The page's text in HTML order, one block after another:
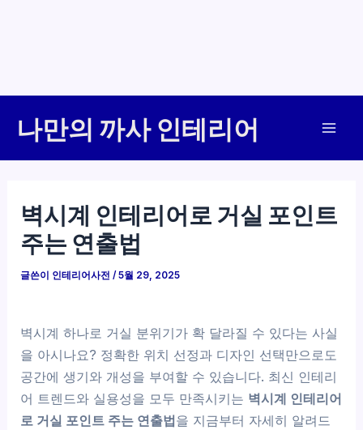
나만의 까사 인테리어
벽시계 인테리어로 거실 포인트
주는 연출법
글쓴이 인테리어사전/5월 29, 2025
벽시계 하나로 거실 분위기가 확 달라질 수 있다는 사실
을 아시나요? 정확한 위치 선정과 디자인 선택만으로도
공간에 생기와 개성을 부여할 수 있습니다. 최신 인테리
어 트렌드와 실용성을 모두 만족시키는 벽시계 인테리어
로 거실 포인트 주는 연출법을 지금부터 자세히 알려드